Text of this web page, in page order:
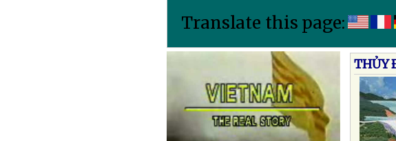
Translate this page:
THỦY